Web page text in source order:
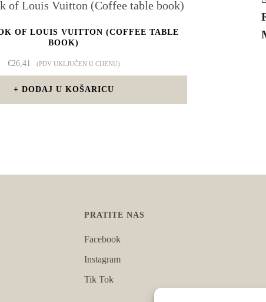
OF LOUIS VUITTON (COFFEE TABLE
BOOK)
€26,41 (PDV UKLJUČEN U CIJENU)
DODAJ U KOŠARICU
PRATITE NAS
Facebook
Instagram
Tik Tok